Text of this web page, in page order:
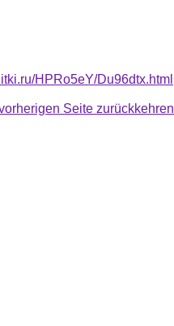
HPRo5eY/Du96dtx.html
Seite zurückkehren